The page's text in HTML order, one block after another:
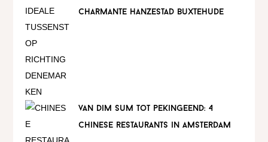
charmante hanzestad buxtehude
van dim sum tot pekingeend: 4
chinese restaurants in amsterdam